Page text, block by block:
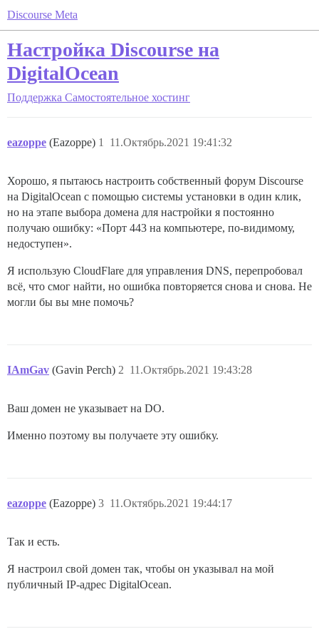
Discourse Meta
Настройка Discourse на
DigitalOcean
Поддержка Самостоятельное хостинг
eazoppe (Eazoppe) 11.Октябрь.2021 19:41:32
1
Хорошо, я пытаюсь настроить собственный форум Discourse
на DigitalOcean с помощью системы установки в один клик,
но на этапе выбора домена для настройки я постоянно
получаю ошибку: «Порт 443 на компьютере, по-видимому,
недоступен».
Я использую CloudFlare для управления DNS, перепробовал
всё, что смог найти, но ошибка повторяется снова и снова. Не
могли бы вы мне помочь?
IAmGav (Gavin Perch) 11.Октябрь.2021 19:43:28
2
Ваш домен не указывает на DO.
Именно поэтому вы получаете эту ошибку.
eazoppe (Eazoppe) 11.Октябрь.2021 19:44:17
3
Так и есть.
Я настроил свой домен так, чтобы он указывал на мой
публичный IP-адрес DigitalOcean.